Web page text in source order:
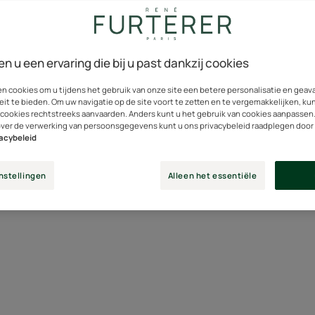
u een sterrenkapper die
trends?
met een dun snorretje en een vriendelijke blik. Hij is
heel dicht bij de mensen. Zijn geheim is de bevoorrechte
trouwe klanten die in zijn salon in Shanghai over de vloer
klanten en voor hun haar. Een kwestie van vertrouwen.
u een ervaring die bij u past dankzij cookies
cookies om u tijdens het gebruik van onze site een betere personalisatie en
te bieden. Om uw navigatie op de site voort te zetten en te vergemakkelijken,
rechtstreeks aanvaarden. Anders kunt u het gebruik van cookies
de verwerking van persoonsgegevens kunt u ons privacybeleid raadplegen
Alleen het essentiële